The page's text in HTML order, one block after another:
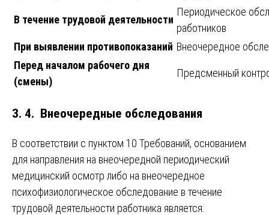
В течение трудовой деятельности
Периодическое
работников
При выявлении противопоказаний Внеочередное
Перед началом рабочего дня
(смены)
Предсменный
3. 4. Внеочередные обследования
В соответствии с пунктом 10 Требований, основанием
для направления на внеочередной периодический
медицинский осмотр либо на внеочередное
психофизиологическое обследование в течение
трудовой деятельности работника является: